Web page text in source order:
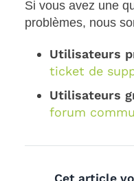
Si vous avez une
problèmes, nous
Utilisateurs
ticket de
Utilisateurs
forum
Cet article